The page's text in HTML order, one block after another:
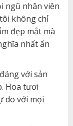
ngũ nhân viên
không chỉ
đẹp mắt mà
nhất ẩn
với sản
Hoa tươi
do với mọi